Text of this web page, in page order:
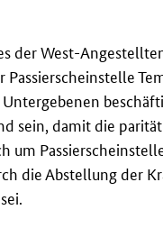
der West-
sein, damit die
um
die Abstellung der